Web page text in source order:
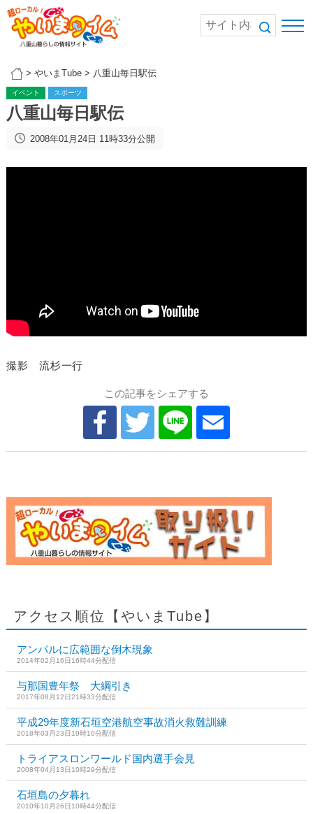
> やいまTube> 八重山毎日駅伝
イベント スポーツ
八重山毎日駅伝
2008年01月24日 11時33分公開
撮影 流杉一行
この記事をシェアする
アクセス順位【やいまTube】
アンパルに広範囲な倒木現象
2014年02月16日16時44分配信
与那国豊年祭 大綱引き
2017年08月12日21時33分配信
平成29年度新石垣空港航空事故消火救難訓練
2018年03月23日19時10分配信
トライアスロンワールド国内選手会見
2008年04月13日10時29分配信
石垣島の夕暮れ
2010年10月26日10時44分配信